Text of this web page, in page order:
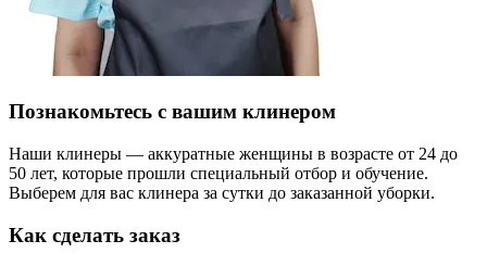
Познакомьтесь с вашим клинером
Наши клинеры — аккуратные женщины в возрасте от 24 до
50 лет, которые прошли специальный отбор и обучение.
Выберем для вас клинера за сутки до заказанной уборки.
Как сделать заказ